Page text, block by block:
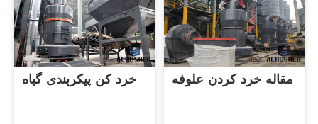
خرد کن پیکربندی گیاه مقاله خرد کردن علوفه